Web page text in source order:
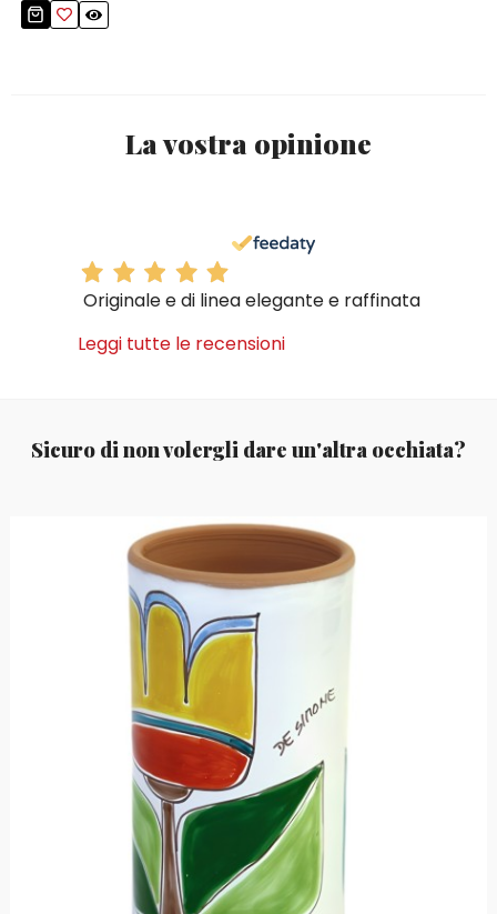
La vostra opinione
Originale e di linea elegante e raffinata
Leggi tutte le recensioni
Sicuro di non volergli dare un'altra occhiata?